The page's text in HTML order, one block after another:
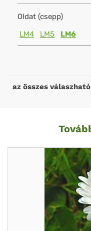
Oldat (csepp)
LM4
LM5 LM6
az összes